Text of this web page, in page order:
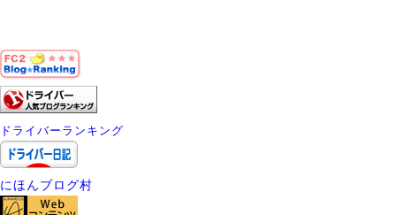
ドライバーランキング
にほんブログ村